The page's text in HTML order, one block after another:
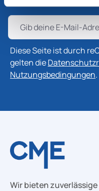
Diese Seite ist durch
gelten die
Nutzungsbedingungen.
Wir bieten